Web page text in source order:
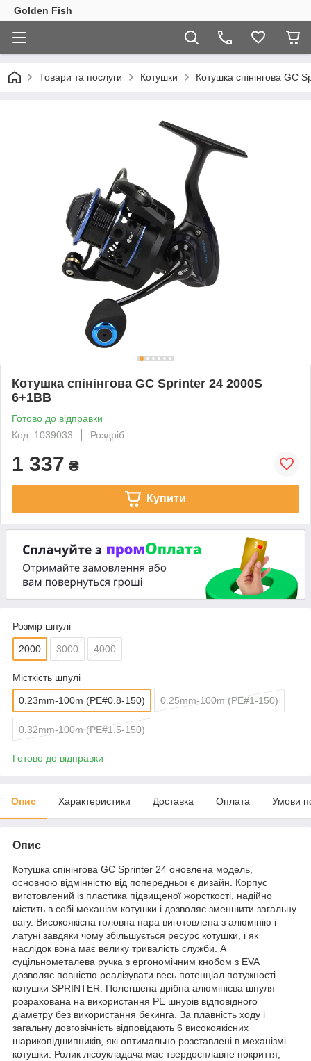
Golden Fish
Товари та послуги Котушки Кoтушка спінінгова GC
Кoтушка спінінгова GC Sprinter 24 2000S
6+1BB
Готово до відправки
Код: 1039033
Роздріб
1 337 ₴
Купити
Розмір шпулі
2000 3000 4000
Місткість шпулі
0.23mm-100m (PE#0.8-150) 0.25mm-100m (PE#1-150)
0.32mm-100m (PE#1.5-150)
Готово до відправки
Опис Характеристики Доставка Оплата Умови
Опис
Котушка спінінгова GC Sprinter 24 оновлена модель,
основною відмінністю від попередньої є дизайн. Корпус
виготовлений із пластика підвищеної жорсткості, надійно
містить в собі механізм котушки і дозволяє зменшити загальну
вагу. Високоякісна головна пара виготовлена з алюмінію і
латуні завдяки чому збільшується ресурс котушки, і як
наслідок вона має велику тривалість служби. А
суцільнометалева ручка з ергономічним кнобом з EVA
дозволяє повністю реалізувати весь потенціал потужності
котушки SPRINTER. Полегшена дрібна алюмінієва шпуля
розрахована на використання РЕ шнурів відповідного
діаметру без використання бекинга. За плавність ходу і
загальну довговічність відповідають 6 високоякісних
шарикопідшипників, які оптимально розставлені в механізмі
котушки. Ролик лісоукладача має твердосплавне покриття,